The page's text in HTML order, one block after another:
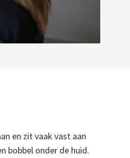
en zit vaak vast aan
bobbel onder de huid.